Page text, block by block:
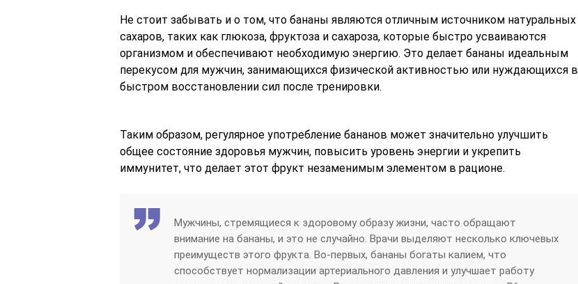
Не стоит забывать и о том, что бананы являются отличным источником натуральных
сахаров, таких как глюкоза, фруктоза и сахароза, которые быстро усваиваются
организмом и обеспечивают необходимую энергию. Это делает бананы идеальным
перекусом для мужчин, занимающихся физической активностью или нуждающихся в
быстром восстановлении сил после тренировки.
Таким образом, регулярное употребление бананов может значительно улучшить
общее состояние здоровья мужчин, повысить уровень энергии и укрепить
иммунитет, что делает этот фрукт незаменимым элементом в рационе.
Мужчины, стремящиеся к здоровому образу жизни, часто обращают
внимание на бананы, и это не случайно. Врачи выделяют несколько ключевых
преимуществ этого фрукта. Во-первых, бананы богаты калием, что
способствует нормализации артериального давления и улучшает работу